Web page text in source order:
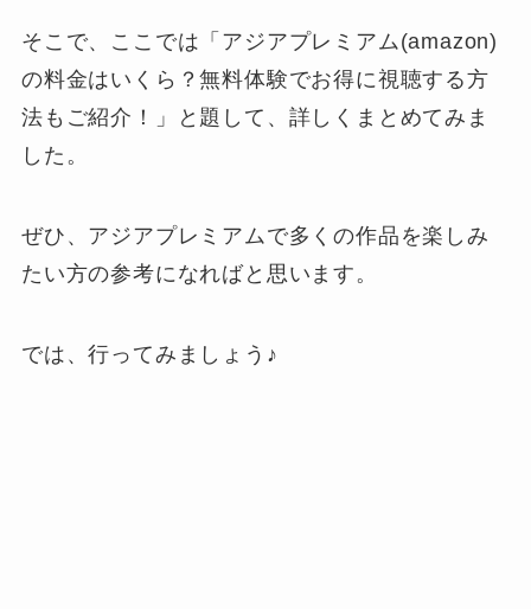
そこで、ここでは「アジアプレミアム(amazon)
の料金はいくら？無料体験でお得に視聴する方
法もご紹介！」と題して、詳しくまとめてみま
した。
ぜひ、アジアプレミアムで多くの作品を楽しみ
たい方の参考になればと思います。
では、行ってみましょう♪